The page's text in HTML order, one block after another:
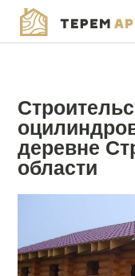
Продукция
Акции
Покупка в кредит
О компании
деревне
области